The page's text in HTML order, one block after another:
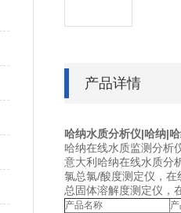
产品详情
哈纳水质分析仪|哈纳|
哈纳在线水质监测分析
意大利哈纳在线水质分
氯总氯/酸度测定仪，
总固体溶解度测定仪，
产品名称